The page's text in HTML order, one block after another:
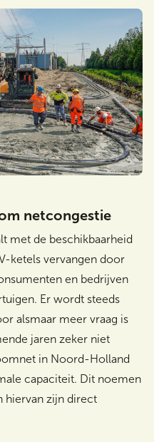
netcongestie
met de beschikbaarheid
ketels vervangen door
en bedrijven
Er wordt steeds
alsmaar meer vraag is
jaren zeker niet
in Noord-Holland
capaciteit. Dit noemen
hiervan zijn direct